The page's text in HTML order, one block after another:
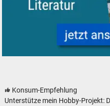
Konsum-Empfehlung
Unterstütze mein Hobby-Projekt: